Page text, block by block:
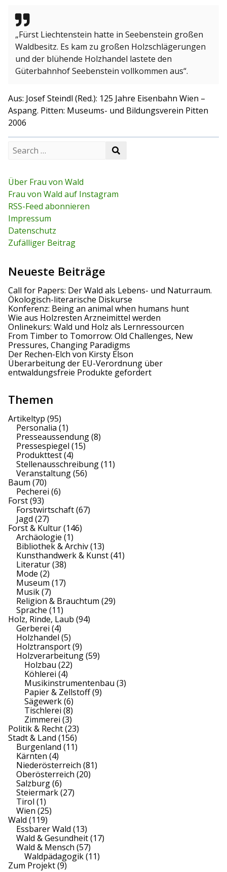
„Fürst Liechtenstein hatte in Seebenstein großen
Waldbesitz. Es kam zu großen Holzschlägerungen
und der blühende Holzhandel lastete den
Güterbahnhof Seebenstein vollkommen aus“.
Aus: Josef Steindl (Red.): 125 Jahre Eisenbahn Wien –
Aspang. Pitten: Museums- und Bildungsverein Pitten
2006
c
h
f
o
r
:
Über Frau von Wald
Frau von Wald auf Instagram
RSS-Feed abonnieren
Impressum
Datenschutz
Zufälliger Beitrag
Neueste Beiträge
Call for Papers: Der Wald als Lebens- und Naturraum.
Ökologisch-literarische Diskurse
Konferenz: Being an animal when humans hunt
Wie aus Holzresten Arzneimittel werden
Onlinekurs: Wald und Holz als Lernressourcen
From Timber to Tomorrow: Old Challenges, New
Pressures, Changing Paradigms
Der Rechen-Elch von Kirsty Elson
Überarbeitung der EU-Verordnung über
entwaldungsfreie Produkte gefordert
Themen
Artikeltyp (95)
Personalia (1)
Presseaussendung(8)
Pressespiegel (15)
Produkttest(4)
Stellenausschreibung(11)
Veranstaltung(56)
Baum (70)
Pecherei (6)
Forst(93)
Forstwirtschaft(67)
Jagd (27)
Forst & Kultur(146)
Archäologie (1)
Bibliothek & Archiv(13)
Kunsthandwerk & Kunst(41)
Literatur(38)
Mode (2)
Museum (17)
Musik(7)
Religion & Brauchtum (29)
Sprache (11)
Holz, Rinde, Laub (94)
Gerberei (4)
Holzhandel (5)
Holztransport(9)
Holzverarbeitung(59)
Holzbau (22)
Köhlerei (4)
Musikinstrumentenbau (3)
Papier & Zellstoff(9)
Sägewerk(6)
Tischlerei (8)
Zimmerei (3)
Politik & Recht(23)
Stadt & Land (156)
Burgenland (11)
Kärnten (4)
Niederösterreich (81)
Oberösterreich (20)
Salzburg(6)
Steiermark(27)
Tirol (1)
Wien (25)
Wald (119)
Essbarer Wald (13)
Wald & Gesundheit(17)
Wald & Mensch (57)
Waldpädagogik(11)
Zum Projekt(9)